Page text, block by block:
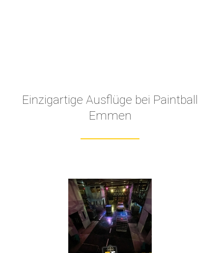
Einzigartige Ausflüge bei Paintball
Emmen